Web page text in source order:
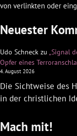
von verlinkten oder
Neuester
Udo Schneck zu „Signal
Opfer eines
4. August 2026
Die Sichtweise des
in der christlichen
Mach mit!